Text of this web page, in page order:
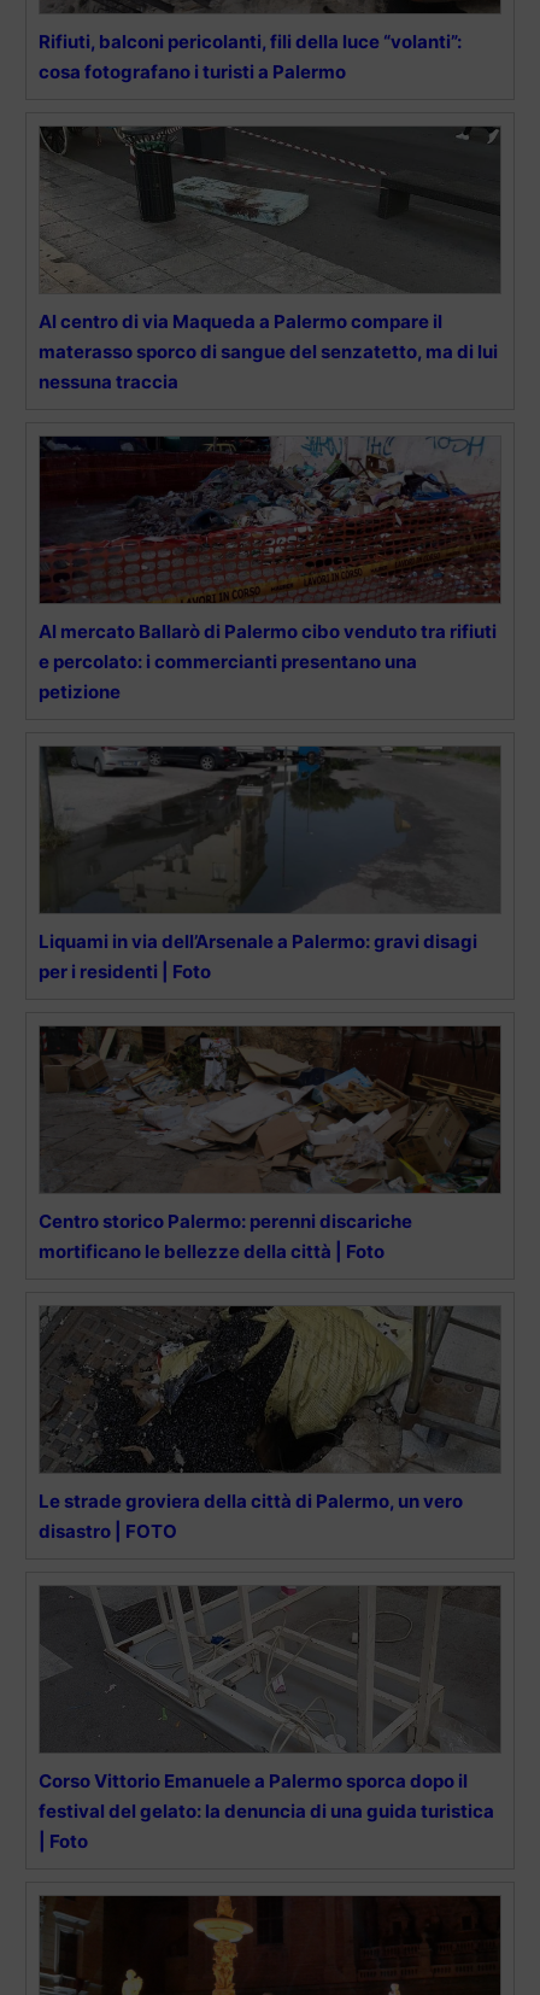
Rifiuti, balconi pericolanti, fili della luce “volanti”:
cosa fotografano i turisti a Palermo
Al centro di via Maqueda a Palermo compare il
materasso sporco di sangue del senzatetto, ma di lui
nessuna traccia
Al mercato Ballarò di Palermo cibo venduto tra rifiuti
e percolato: i commercianti presentano una
petizione
Liquami in via dell’Arsenale a Palermo: gravi disagi
per i residenti | Foto
Centro storico Palermo: perenni discariche
mortificano le bellezze della città | Foto
Le strade groviera della città di Palermo, un vero
disastro | FOTO
Corso Vittorio Emanuele a Palermo sporca dopo il
festival del gelato: la denuncia di una guida turistica
| Foto